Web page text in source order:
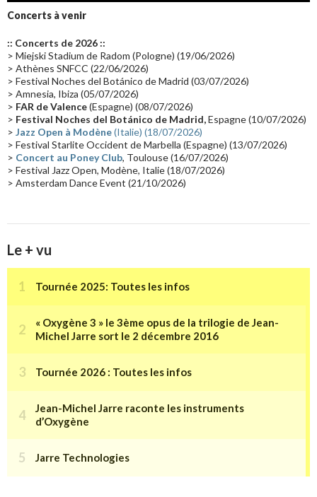
Groupe de Recherche Musicale
Passages radio Vidéo Jarrecast (16) Synthé 80's
Les concerts en Chine(16) Cinéma
Synthé Roland(15) Belgique(15)
(14) Astronomie (14)
Tournée 2025(14) 2024(14) Chine(13)
Concerts à venir
:: Concerts de 2026 ::
> Miejski Stadium de Radom (Pologne) (19/06/2026)
> Athènes SNFCC (22/06/2026)
> Festival Noches del Botánico de Madrid (03/07/2026)
> Amnesia, Ibiza (05/07/2026)
> FAR de Valence(Espagne) (08/07/2026)
> Festival Noches del Botánico de Madrid,Espagne (10/07/2026)
> Jazz Open à Modène(Italie) (18/07/2026)
> Festival Starlite Occident de Marbella (Espagne) (13/07/2026)
> Concert au Poney Club, Toulouse (16/07/2026)
> Festival Jazz Open, Modène, Italie (18/07/2026)
> Amsterdam Dance Event (21/10/2026)
Le + vu